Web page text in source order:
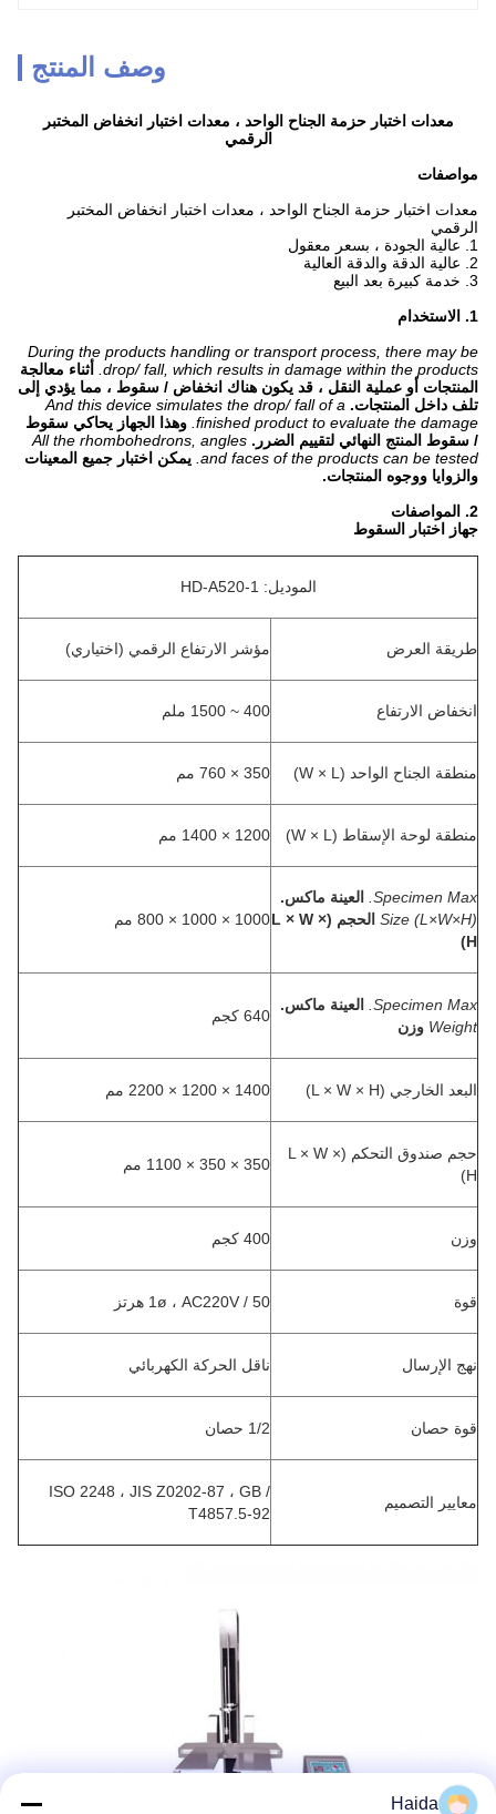
وصف المنتج
معدات اختبار حزمة الجناح الواحد ، معدات اختبار انخفاض المختبر
الرقمي
مواصفات
معدات اختبار حزمة الجناح الواحد ، معدات اختبار انخفاض المختبر
الرقمي
1. عالية الجودة ، بسعر معقول
2. عالية الدقة والدقة العالية
3. خدمة كبيرة بعد البيع
1. الاستخدام
During the products handling or transport process, there may be
drop/ fall, which results in damage within the products.
أثناء معالجة
المنتجات أو عملية النقل ، قد يكون هناك انخفاض / سقوط ، مما يؤدي إلى
تلف داخل المنتجات. And this device simulates the drop/ fall of a
finished product to evaluate the damage. وهذا الجهاز يحاكي سقوط
/ سقوط المنتج النهائي لتقييم الضرر. All the rhombohedrons, angles
and faces of the products can be tested. يمكن اختبار جميع المعينات
والزوايا ووجوه المنتجات.
2. المواصفات
جهاز اختبار السقوط
الموديل: HD-A520-1
طريقة العرض مؤشر الارتفاع الرقمي (اختياري)
انخفاض الارتفاع 400 ~ 1500 ملم
منطقة الجناح الواحد (W × L) 350 × 760 مم
منطقة لوحة الإسقاط (W × L) 1200 × 1400 مم
Specimen Max.
العينة ماكس.
Size (L×W×H)
الحجم (L × W ×
H)
1000 × 1000 × 800 مم
Specimen Max.
العينة ماكس.
Weight وزن
640 كجم
البعد الخارجي (L × W × H) 1400 × 1200 × 2200 مم
حجم صندوق التحكم (L × W ×
H)
350 × 350 × 1100 مم
وزن 400 كجم
قوة 1ø ، AC220V / 50 هرتز
نهج الإرسال ناقل الحركة الكهربائي
قوة حصان 1/2 حصان
معايير التصميم
ISO 2248 ، JIS Z0202-87 ، GB /
T4857.5-92
Haida